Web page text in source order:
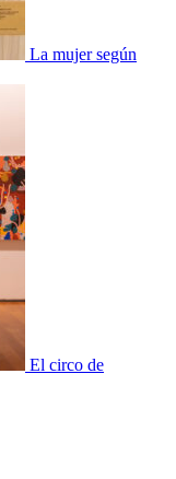
La mujer según
El circo de